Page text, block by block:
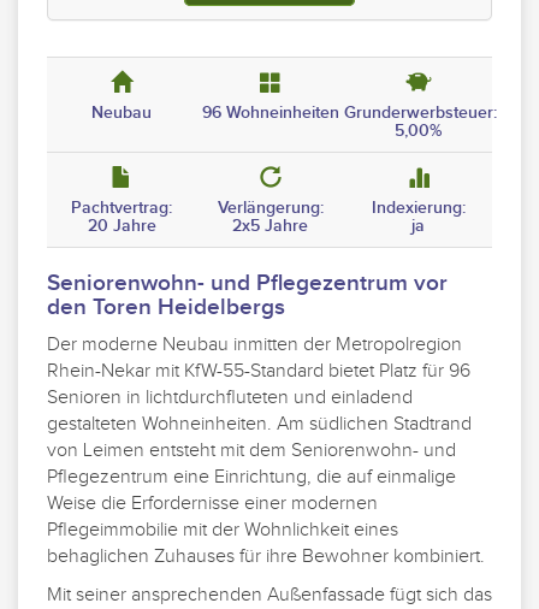
Neubau 96 Wohneinheiten Grunderwerbsteuer:
5,00%
Pachtvertrag:
20 Jahre
Verlängerung:
2x5 Jahre
Indexierung:
ja
Seniorenwohn- und Pflegezentrum vor
den Toren Heidelbergs
Der moderne Neubau inmitten der Metropolregion
Rhein-Nekar mit KfW-55-Standard bietet Platz für 96
Senioren in lichtdurchfluteten und einladend
gestalteten Wohneinheiten. Am südlichen Stadtrand
von Leimen entsteht mit dem Seniorenwohn- und
Pflegezentrum eine Einrichtung, die auf einmalige
Weise die Erfordernisse einer modernen
Pflegeimmobilie mit der Wohnlichkeit eines
behaglichen Zuhauses für ihre Bewohner kombiniert.
Mit seiner ansprechenden Außenfassade fügt sich das